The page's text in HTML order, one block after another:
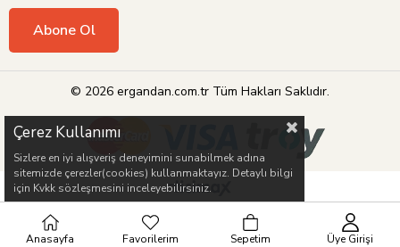
Abone Ol
© 2026 ergandan.com.tr Tüm Hakları Saklıdır.
Çerez Kullanımı
Sizlere en iyi alışveriş deneyimini sunabilmek adına
sitemizde çerezler(cookies) kullanmaktayız. Detaylı bilgi
için Kvkk sözleşmesini inceleyebilirsiniz.
Anasayfa Favorilerim Sepetim Üye Girişi